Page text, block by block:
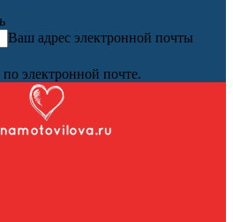
Ваш адрес электронной почты
электронной почте.